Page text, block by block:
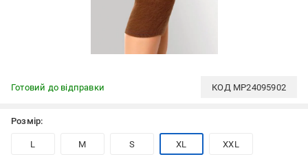
Готовий до відправки КОД MP24095902
Розмір:
L M S XL XXL